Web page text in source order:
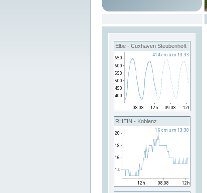
Elbe - Cuxhaven Steubenhöft
RHEIN - Koblenz